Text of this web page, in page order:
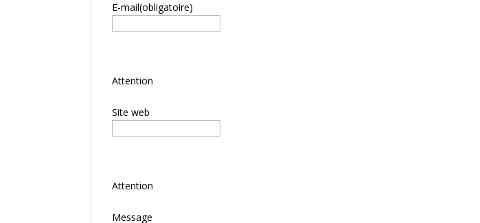
E-mail(obligatoire)
Attention
Site web
Attention
Message